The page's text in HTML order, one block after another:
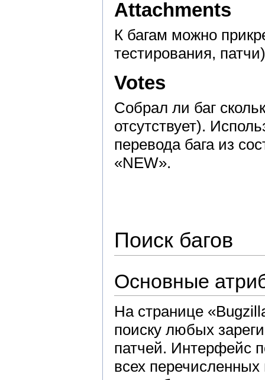
Attachments
К багам можно
тестирования, патчи)
Votes
Собрал ли баг
отсутствует).
перевода бага из
«NEW».
Поиск багов
Основные
На странице
поиску любых
патчей. Интерфейс
всех